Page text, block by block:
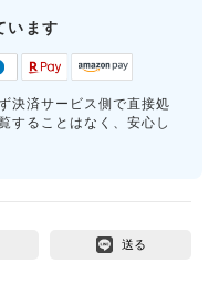
います
決済サービス側で直接処
することはなく、安心し
送る